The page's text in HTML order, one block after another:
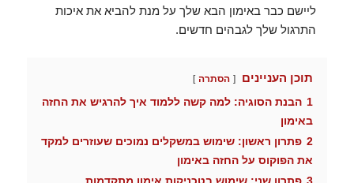
ליישם כבר באימון הבא שלך על מנת להביא את איכות
התרגול שלך לגבהים חדשים.
תוכן העניינים הסתרה
1 הבנת הסוגיה: למה קשה ללמוד איך להרגיש את החזה
באימון
2 פתרון ראשון: שימוש במשקלים נמוכים שעוזרים למקד
את הפוקוס על החזה באימון